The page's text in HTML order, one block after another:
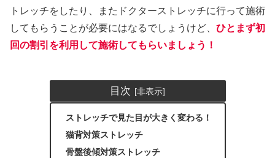
トレッチをしたり、またドクターストレッチに行って施術
してもらうことが必要にはなるでしょうけど、 ひとまず初
回の割引を利用して施術してもらいましょう！
目次
ストレッチで見た目が大きく変わる！
猫背対策ストレッチ
骨盤後傾対策ストレッチ